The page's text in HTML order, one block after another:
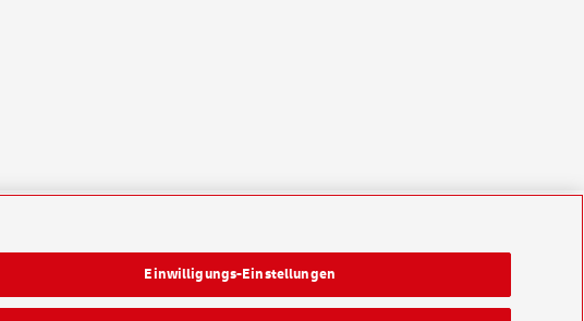
Einwilligungs-Einstellungen